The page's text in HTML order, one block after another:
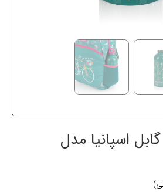
اسپانیا مدل